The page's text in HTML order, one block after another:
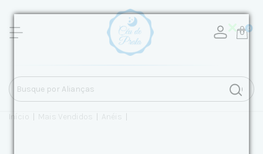
0
Início Mais Vendidos Anéis